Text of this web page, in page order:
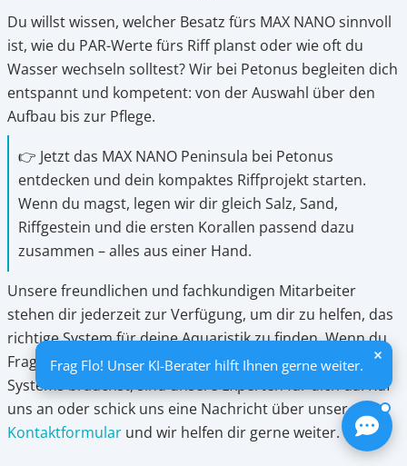
Du willst wissen, welcher Besatz fürs MAX NANO sinnvoll
ist, wie du PAR-Werte fürs Riff planst oder wie oft du
Wasser wechseln solltest? Wir bei Petonus begleiten dich
entspannt und kompetent: von der Auswahl über den
Aufbau bis zur Pflege.
👉 Jetzt das MAX NANO Peninsula bei Petonus
entdecken und dein kompaktes Riffprojekt starten.
Wenn du magst, legen wir dir gleich Salz, Sand,
Riffgestein und die ersten Korallen passend dazu
zusammen – alles aus einer Hand.
Unsere freundlichen und fachkundigen Mitarbeiter
stehen dir jederzeit zur Verfügung, um dir zu helfen, das
richtige System für deine Aquaristik zu finden. Wenn du
Fragen hast oder Hilfe bei der Auswahl des richtigen
Systems brauchst, sind unsere Experten für dich da. Ruf
uns an oder schick uns eine Nachricht über unser
Kontaktformular und wir helfen dir gerne weiter.
Frag Flo! Unser KI-Berater hilft Ihnen gerne weiter.